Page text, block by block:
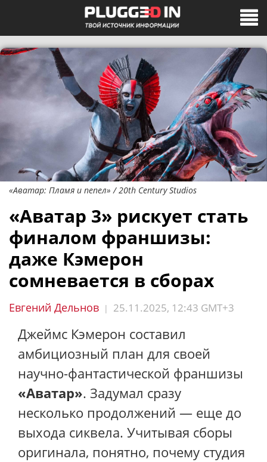
«Аватар: Пламя и пепел» / 20th Century Studios
«Аватар 3» рискует стать
финалом франшизы:
даже Кэмерон
сомневается в сборах
Евгений Дельнов | 25.11.2025, 12:43 GMT+3
Джеймс Кэмерон составил
амбициозный план для своей
научно-фантастической франшизы
«Аватар». Задумал сразу
несколько продолжений — еще до
выхода сиквела. Учитывая сборы
оригинала, понятно, почему студия